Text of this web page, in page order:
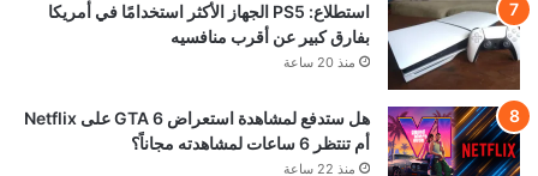
استطلاع: PS5 الجهاز الأكثر استخدامًا في أمريكا
بفارق كبير عن أقرب منافسيه
منذ 20 ساعة
هل ستدفع لمشاهدة استعراض GTA 6 على Netflix
أم تنتظر 6 ساعات لمشاهدته مجاناً؟
منذ 22 ساعة